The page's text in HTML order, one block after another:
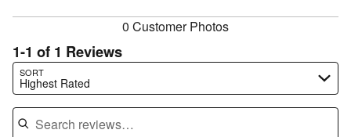
0 Customer Photos
1-1 of 1 Reviews
SORT
Highest Rated
Search reviews…